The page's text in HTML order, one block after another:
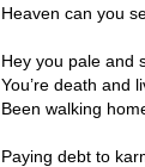
Heaven can you
Hey you pale and
You’re death and
Been walking
Paying debt to